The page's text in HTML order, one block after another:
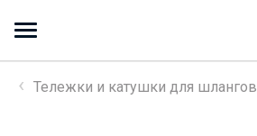
Тележки и катушки для шлангов